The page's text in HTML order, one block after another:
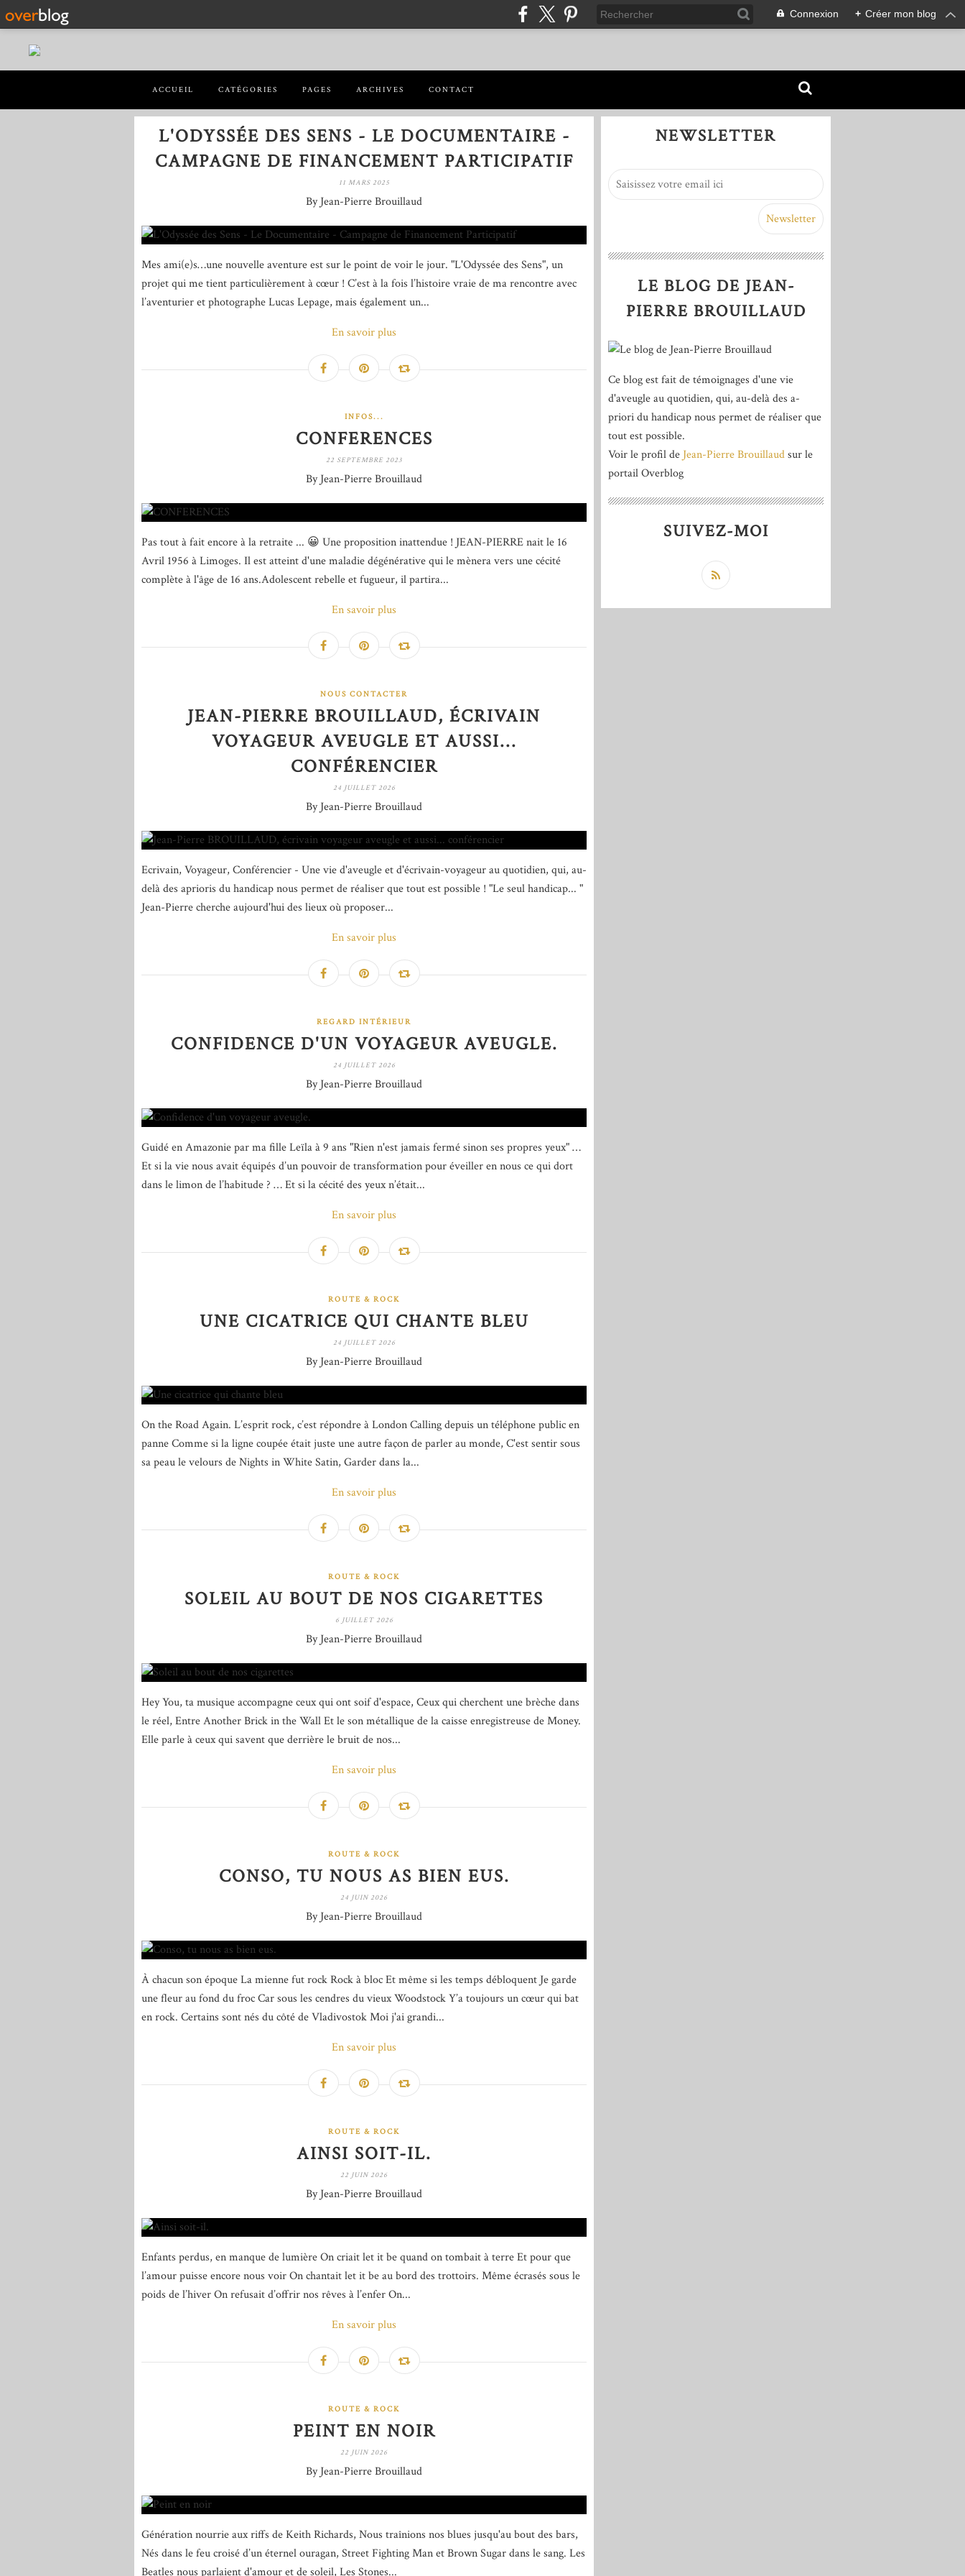
Connexion + Créer mon blog
ACCUEIL CATÉGORIES PAGES ARCHIVES CONTACT
L'ODYSSÉE DES SENS - LE DOCUMENTAIRE -
CAMPAGNE DE FINANCEMENT PARTICIPATIF
11 MARS 2025
By Jean-Pierre Brouillaud
Mes ami(e)s…une nouvelle aventure est sur le point de voir le jour. "L'Odyssée des Sens", un
projet qui me tient particulièrement à cœur ! C’est à la fois l’histoire vraie de ma rencontre avec
l’aventurier et photographe Lucas Lepage, mais également un...
En savoir plus
INFOS...
CONFERENCES
22 SEPTEMBRE 2023
By Jean-Pierre Brouillaud
Pas tout à fait encore à la retraite ... 😀 Une proposition inattendue ! JEAN-PIERRE nait le 16
Avril 1956 à Limoges. Il est atteint d'une maladie dégénérative qui le mènera vers une cécité
complète à l'âge de 16 ans.Adolescent rebelle et fugueur, il partira...
En savoir plus
NOUS CONTACTER
JEAN-PIERRE BROUILLAUD, ÉCRIVAIN
VOYAGEUR AVEUGLE ET AUSSI...
CONFÉRENCIER
24 JUILLET 2026
By Jean-Pierre Brouillaud
Ecrivain, Voyageur, Conférencier - Une vie d'aveugle et d'écrivain-voyageur au quotidien, qui, au-
delà des aprioris du handicap nous permet de réaliser que tout est possible ! "Le seul handicap... "
Jean-Pierre cherche aujourd'hui des lieux où proposer...
En savoir plus
REGARD INTÉRIEUR
CONFIDENCE D'UN VOYAGEUR AVEUGLE.
24 JUILLET 2026
By Jean-Pierre Brouillaud
Guidé en Amazonie par ma fille Leïla à 9 ans "Rien n'est jamais fermé sinon ses propres yeux" …
Et si la vie nous avait équipés d’un pouvoir de transformation pour éveiller en nous ce qui dort
dans le limon de l’habitude ? … Et si la cécité des yeux n’était...
En savoir plus
ROUTE & ROCK
UNE CICATRICE QUI CHANTE BLEU
24 JUILLET 2026
By Jean-Pierre Brouillaud
On the Road Again. L’esprit rock, c’est répondre à London Calling depuis un téléphone public en
panne Comme si la ligne coupée était juste une autre façon de parler au monde, C'est sentir sous
sa peau le velours de Nights in White Satin, Garder dans la...
En savoir plus
ROUTE & ROCK
SOLEIL AU BOUT DE NOS CIGARETTES
6 JUILLET 2026
By Jean-Pierre Brouillaud
Hey You, ta musique accompagne ceux qui ont soif d'espace, Ceux qui cherchent une brèche dans
le réel, Entre Another Brick in the Wall Et le son métallique de la caisse enregistreuse de Money.
Elle parle à ceux qui savent que derrière le bruit de nos...
En savoir plus
ROUTE & ROCK
CONSO, TU NOUS AS BIEN EUS.
24 JUIN 2026
By Jean-Pierre Brouillaud
À chacun son époque La mienne fut rock Rock à bloc Et même si les temps débloquent Je garde
une fleur au fond du froc Car sous les cendres du vieux Woodstock Y’a toujours un cœur qui bat
en rock. Certains sont nés du côté de Vladivostok Moi j'ai grandi...
En savoir plus
ROUTE & ROCK
AINSI SOIT-IL.
22 JUIN 2026
By Jean-Pierre Brouillaud
Enfants perdus, en manque de lumière On criait let it be quand on tombait à terre Et pour que
l’amour puisse encore nous voir On chantait let it be au bord des trottoirs. Même écrasés sous le
poids de l’hiver On refusait d’offrir nos rêves à l’enfer On...
En savoir plus
ROUTE & ROCK
PEINT EN NOIR
22 JUIN 2026
By Jean-Pierre Brouillaud
Génération nourrie aux riffs de Keith Richards, Nous traînions nos blues jusqu'au bout des bars,
Nés dans le feu croisé d’un éternel ouragan, Street Fighting Man et Brown Sugar dans le sang. Les
Beatles nous parlaient d'amour et de soleil, Les Stones...
NEWSLETTER
LE BLOG DE JEAN-
PIERRE BROUILLAUD
Ce blog est fait de témoignages d'une vie
d'aveugle au quotidien, qui, au-delà des a-
priori du handicap nous permet de réaliser que
tout est possible.
Voir le profil de Jean-Pierre Brouillaudsur le
portail Overblog
SUIVEZ-MOI